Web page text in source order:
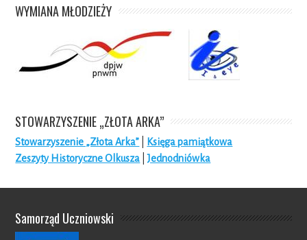
WYMIANA MŁODZIEŻY
STOWARZYSZENIE „ZŁOTA ARKA”
Stowarzyszenie „Złota Arka”
Księga pamiątkowa
Zeszyty Historyczne Olkusza |Jednodniówka
Samorząd Uczniowski